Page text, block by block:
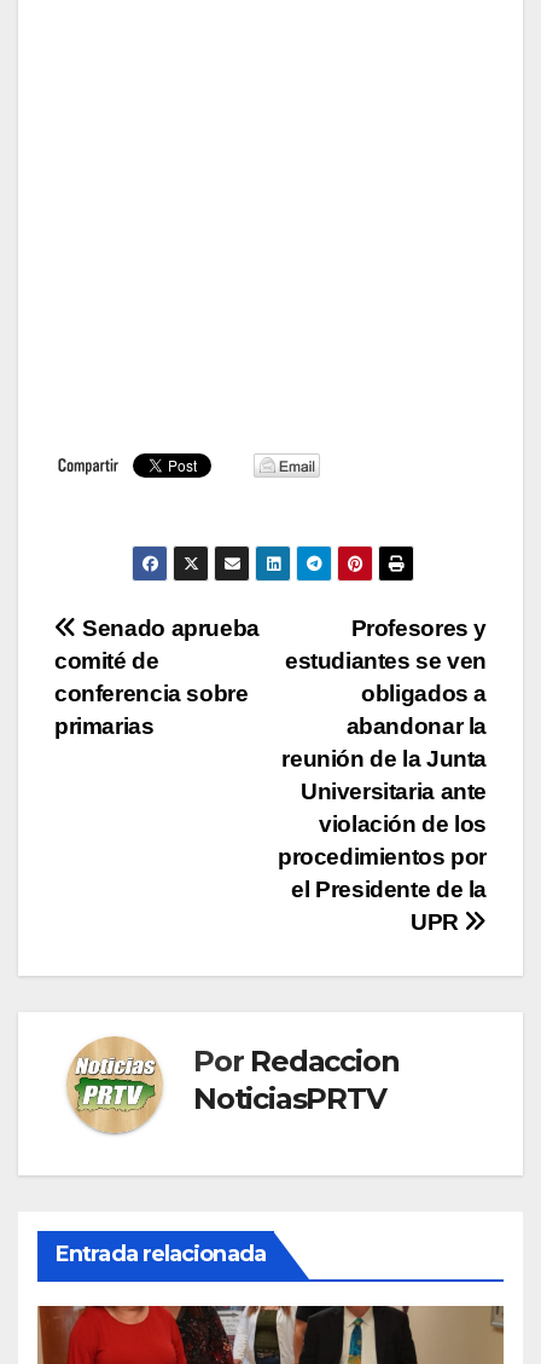
Navegación
de
entradas
Profesores y
estudiantes se ven
obligados a
abandonar la
reunión de la Junta
Universitaria ante
violación de los
procedimientos por
el Presidente de la
UPR
Senado aprueba
comité de
conferencia sobre
primarias
Por Redaccion
NoticiasPRTV
Entrada relacionada